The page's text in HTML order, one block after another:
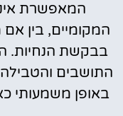
המאפשרת
המקומיים, בין
בבקשת הנחיות.
התושבים
באופן משמעותי